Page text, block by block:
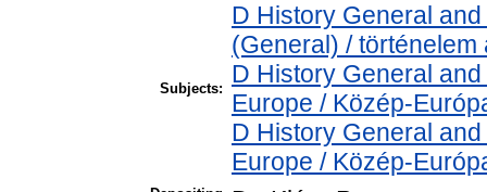
Subjects:
D History General
(General) / történelem
D History General
Europe / Közép-
D History General
Europe / Közép-